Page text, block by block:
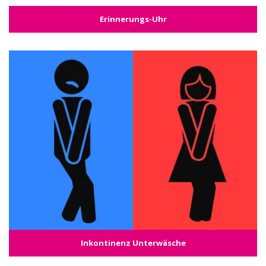
Erinnerungs-Uhr
Inkontinenz Unterwäsche